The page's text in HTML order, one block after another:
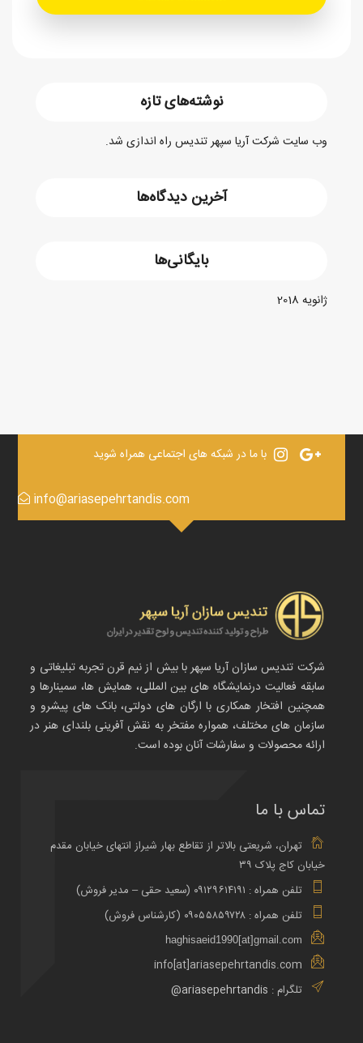
نوشته‌های تازه
وب سایت شرکت آریا سپهر تندیس راه اندازی شد.
آخرین دیدگاه‌ها
بایگانی‌ها
ژانویه 2018
با ما در شبکه های اجتماعی همراه شوید
info@ariasepehrtandis.com
شرکت تندیس سازان آریا سپهر با بیش از نیم قرن تجربه تبلیغاتی و
سابقه فعالیت درنمایشگاه های بین المللی، همایش ها، سمینارها و
همچنین افتخار همکاری با ارگان های دولتی، بانک های پیشرو و
سازمان های مختلف، همواره مفتخر به نقش آفرینی بلندای هنر در
ارائه محصولات و سفارشات آنان بوده است.
تماس با ما
تهران، شریعتی بالاتر از تقاطع بهار شیراز انتهای خیابان مقدم
خیابان کاج پلاک ۳۹
تلفن همراه : ۰۹۱۲۹۶۱۴۱۹۱ (سعید حقی – مدیر فروش)
تلفن همراه : ۰۹۰۵۵۸۵۹۷۲۸ (کارشناس فروش)
haghisaeid1990[at]gmail.com
info[at]ariasepehrtandis.com
تلگرام : ariasepehrtandis@